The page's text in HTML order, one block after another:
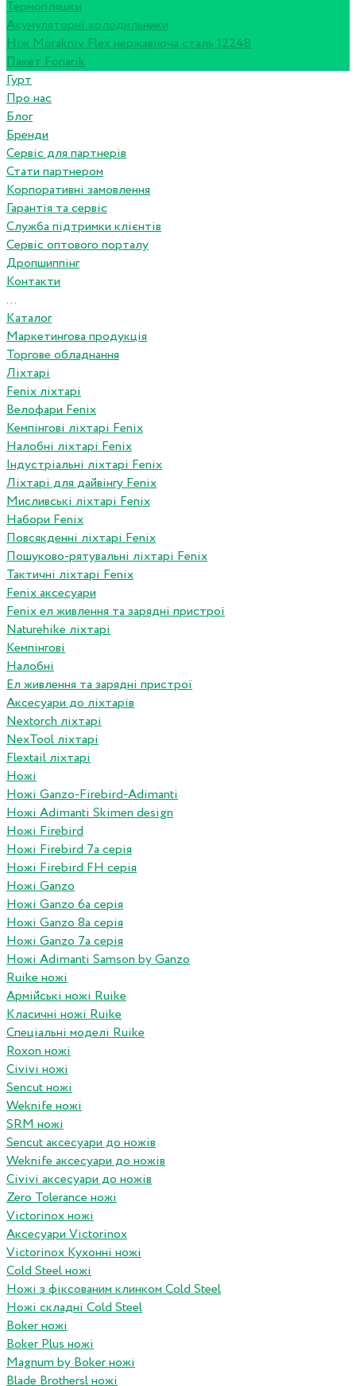
Термопляшки
Акумуляторні холодильники
Ніж Morakniv Flex нержавіюча сталь 12248
Пакет Fonarik
Гурт
Про нас
Блог
Бренди
Сервіс для партнерів
Стати партнером
Корпоративні замовлення
Гарантія та сервіс
Служба підтримки клієнтів
Сервіс оптового порталу
Дропшиппінг
Контакти
...
Каталог
Маркетингова продукція
Торгове обладнання
Ліхтарі
Fenix ліхтарі
Велофари Fenix
Кемпінгові ліхтарі Fenix
Налобні ліхтарі Fenix
Індустріальні ліхтарі Fenix
Ліхтарі для дайвінгу Fenix
Мисливські ліхтарі Fenix
Набори Fenix
Повсякденні ліхтарі Fenix
Пошуково-рятувальні ліхтарі Fenix
Тактичні ліхтарі Fenix
Fenix аксесуари
Fenix ел живлення та зарядні пристрої
Naturehike ліхтарі
Кемпінгові
Налобні
Ел живлення та зарядні пристрої
Аксесуари до ліхтарів
Nextorch ліхтарі
NexTool ліхтарі
Flextail ліхтарі
Ножі
Ножі Ganzo-Firebird-Adimanti
Ножі Adimanti Skimen design
Ножі Firebird
Ножі Firebird 7а серія
Ножі Firebird FH серія
Ножі Ganzo
Ножі Ganzo 6а серія
Ножі Ganzo 8а серія
Ножі Ganzo 7а серія
Ножі Adimanti Samson by Ganzo
Ruike ножі
Армійські ножі Ruike
Класичні ножі Ruike
Спеціальні моделі Ruike
Roxon ножi
Civivi ножі
Sencut ножі
Weknife ножі
SRM ножі
Sencut аксесуари до ножів
Weknife аксесуари до ножів
Civivi аксесуари до ножів
Zero Tolerance ножі
Victorinox ножі
Аксесуари Victorinox
Victorinox Кухонні ножі
Cold Steel ножі
Ножі з фіксованим клинком Cold Steel
Ножі складні Cold Steel
Boker ножі
Boker Plus ножі
Magnum by Boker ножі
Blade Brothersl ножі